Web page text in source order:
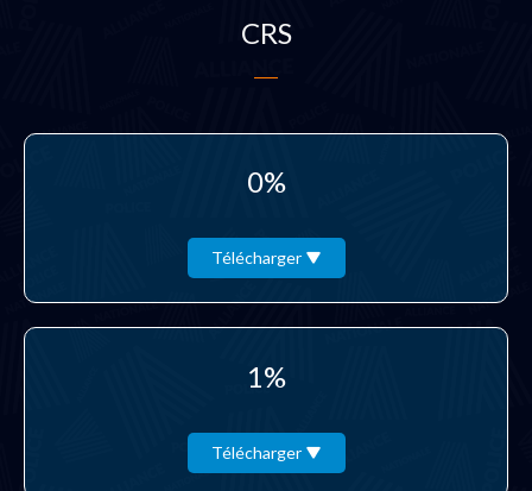
CRS
0%
Télécharger
1%
Télécharger